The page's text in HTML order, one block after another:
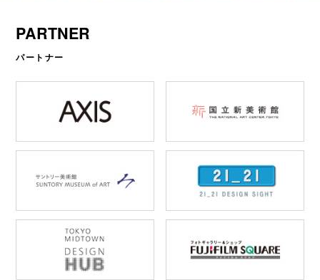
PARTNER
パートナー